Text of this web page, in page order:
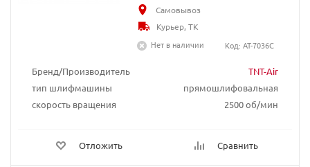
Бренд/Производитель
TNT-Air
тип шлифмашины
прямошлифовальная
скорость вращения
2500 об/мин
Отложить Сравнить
Самовывоз
Курьер, ТК
Нет в наличии
Код: AT-7036C